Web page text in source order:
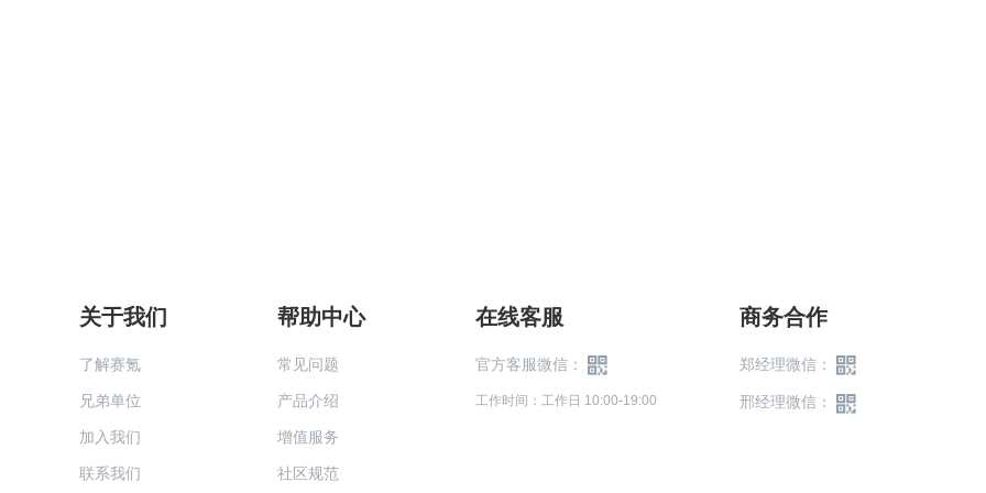
关于我们
了解赛氪
兄弟单位
加入我们
联系我们
帮助中心
常见问题
产品介绍
增值服务
社区规范
在线客服
官方客服微信：
工作时间：工作日 10:00-19:00
商务合作
郑经理微信：
邢经理微信：